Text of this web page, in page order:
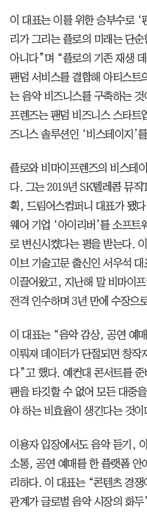
이 대표는 이를 위한 승부수로 ‘
리가 그리는 플로의 미래는 단
아니다”며 “플로의 기존 재생
팬덤 서비스를 결합해 아티스트
는 음악 비즈니스를 구축하는
프렌즈는 팬덤 비즈니스 스타트
즈니스 솔루션인 ‘비스테이지’
플로와 비마이프렌즈의 비스테
다. 그는 2019년 SK텔레콤 뮤직
획, 드림어스컴퍼니 대표가 됐
웨어 기업 ‘아이리버’를 소프트
로 변신시켰다는 평을 받는다.
이브 기술고문 출신인 서우석
이끌어왔고, 지난해 말 비마이
전격 인수하며 3년 만에 수장으
이 대표는 “음악 감상, 공연 예
이뤄져 데이터가 단절되면 창작
다”고 했다. 예컨대 콘서트를
팬을 타깃할 수 없어 모든 대중
야 하는 비효율이 생긴다는 것이
이용자 입장에서도 음악 듣기,
소통, 공연 예매를 한 플랫폼 안
리하다. 이 대표는 “콘텐츠 경쟁
관계가 글로벌 음악 시장의 화